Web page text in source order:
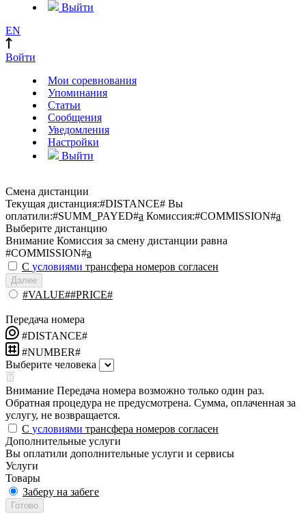
Выйти
EN
Войти
Мои соревнования
Упоминания
Статьи
Сообщения
Уведомления
Настройки
Выйти
Смена дистанции
Текущая дистанция:#DISTANCE# Вы
оплатили:#SUMM_PAYED#a Комиссия:#COMMISSION#a
Выберите дистанцию
Внимание Комиссия за смену дистанции равна
#COMMISSION#a
С условиями трансфера номеров согласен
Далее
#VALUE##PRICE#
Передача номера
#DISTANCE#
#NUMBER#
Выберите человека
Внимание Передача номера возможно только один раз.
Обратная процедура не предусмотрена. Сумма, оплаченная за
услугу, не возвращается.
С условиями трансфера номеров согласен
Дополнительные услуги
Вы оплатили дополнительные услуги и сервисы
Услуги
Товары
Заберу на забеге
Готово